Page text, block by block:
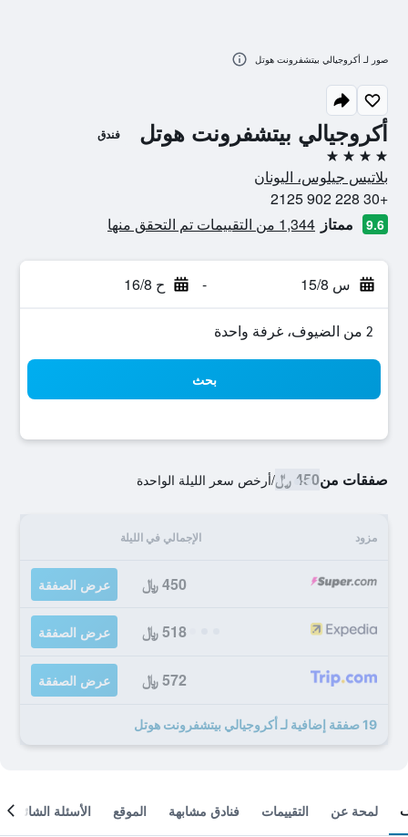
أكروجيالي بيتشفرونت هوتل فندق
4 نجوم
بلاتيس جيلوس، اليونان
+30 228 902 2125
9.6 ممتاز 1,344 من التقييمات تم التحقق منها
س 15/8 - ح 16/8
2 من الضيوف، غرفة واحدة
بحث
صفقات من450 ﷼ /أرخص سعر الليلة الواحدة
مزود الإجمالي في الليلة
450 ﷼ عرض الصفقة
518 ﷼ عرض الصفقة
572 ﷼ عرض الصفقة
19 صفقة إضافية لـ أكروجيالي بيتشفرونت هوتل
صور لـ أكروجيالي بيتشفرونت هوتل
لمحة عن التقييمات فنادق مشابهة الموقع الأسئلة الشائعة